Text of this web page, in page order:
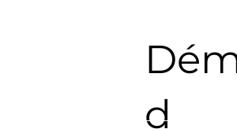
d